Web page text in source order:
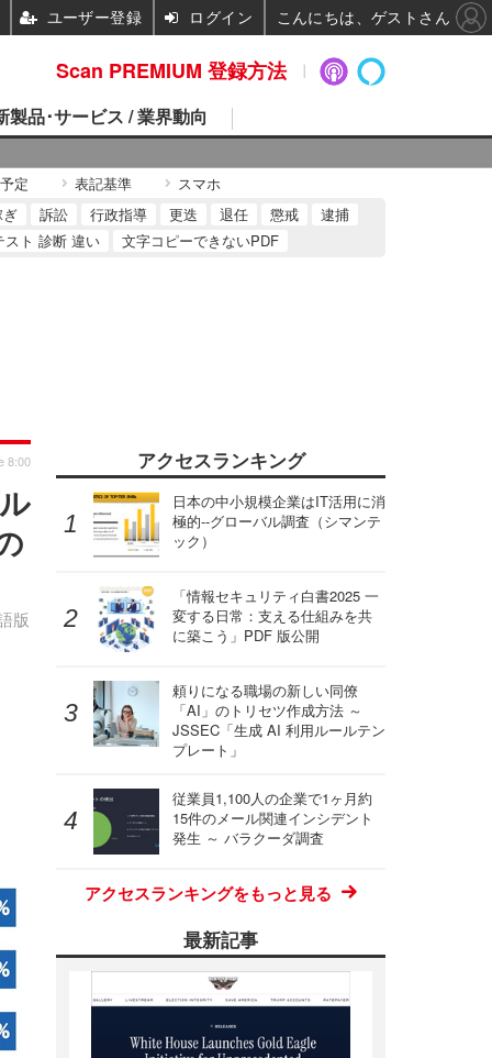
製品･サービス / 業界動向
定 表記基準 スマホ
訴訟 行政指導 更迭 退任 懲戒
逮捕
スト 診断 違い 文字コピーできないPDF
版
8:00 アクセスランキング
日本の中小規模企業はIT活用に消
極的--グローバル調査（シマンテ
ック）
「情報セキュリティ白書2025 一
変する日常：支える仕組みを共
に築こう」PDF 版公開
頼りになる職場の新しい同僚
「AI」のトリセツ作成方法 ～
JSSEC「生成 AI 利用ルールテン
プレート」
従業員1,100人の企業で1ヶ月約
15件のメール関連インシデント
発生 ～ バラクーダ調査
アクセスランキングをもっと見る
最新記事
Scan PREMIUM 登録方法
ユーザー登録 ログイン こんにちは、ゲストさん